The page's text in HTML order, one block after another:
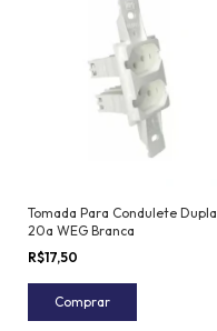
Tomada Para Condulete Dupla
20a WEG Branca
R$17,50
Comprar